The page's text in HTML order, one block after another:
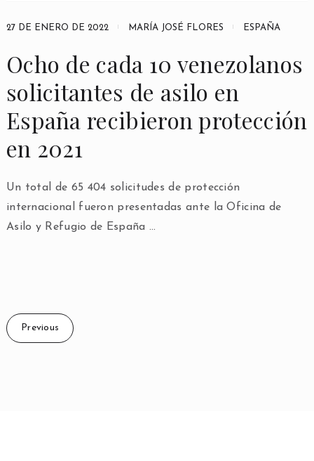
27 DE ENERO DE 2022 MARÍA JOSÉ FLORES ESPAÑA
Ocho de cada 10 venezolanos
solicitantes de asilo en
España recibieron protección
en 2021
Un total de 65 404 solicitudes de protección
internacional fueron presentadas ante la Oficina de
Asilo y Refugio de España …
Previous